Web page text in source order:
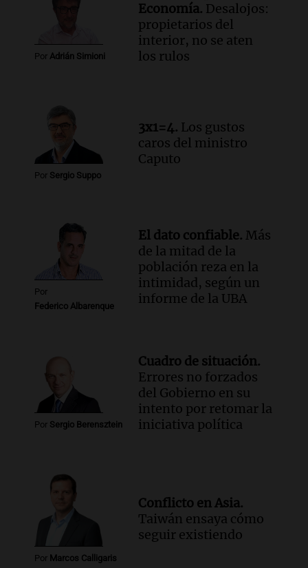
Congreso y evacuación por derrame de
oxígeno en Montecastro
Panorama Federal
Episodios
brigada aérea
Panorama Federal
Episodios
Por Adrián Simioni
Economía. Desalojos:
propietarios del
interior, no se aten
los rulos
Por Sergio Suppo
3x1=4. Los gustos
caros del ministro
Caputo
Por
Federico Albarenque
El dato confiable. Más
de la mitad de la
población reza en la
intimidad, según un
informe de la UBA
Por Sergio Berensztein
Cuadro de situación.
Errores no forzados
del Gobierno en su
intento por retomar la
iniciativa política
Por Marcos Calligaris
Conflicto en Asia.
Taiwán ensaya cómo
seguir existiendo